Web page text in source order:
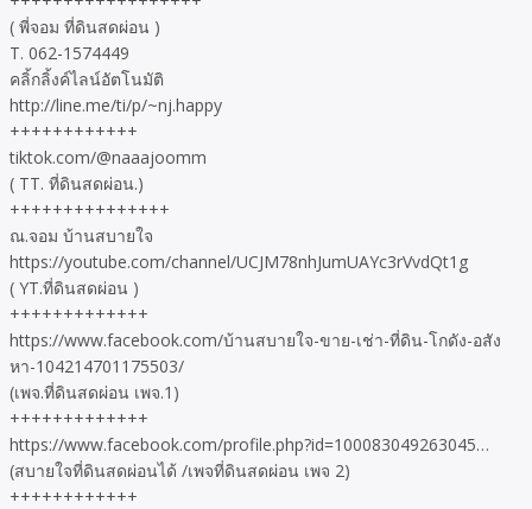
( พี่จอม ที่ดินสดผ่อน )
T. 062-1574449
คลิ้กลิ้งค์ไลน์อัตโนมัติ
http://line.me/ti/p/~nj.happy
++++++++++++
tiktok.com/@naaajoomm
( TT. ที่ดินสดผ่อน.)
+++++++++++++++
ณ.จอม บ้านสบายใจ
https://youtube.com/channel/UCJM78nhJumUAYc3rVvdQt1g
( YT.ที่ดินสดผ่อน )
+++++++++++++
https://www.facebook.com/บ้านสบายใจ-ขาย-เช่า-ที่ดิน-โกดัง-อสัง
หา-104214701175503/
(เพจ.ที่ดินสดผ่อน เพจ.1)
+++++++++++++
https://www.facebook.com/profile.php?id=100083049263045…
(สบายใจที่ดินสดผ่อนได้ /เพจที่ดินสดผ่อน เพจ 2)
++++++++++++